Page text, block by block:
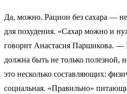
Да, можно. Рацион без сахара — не
для похудения. «Сахар можно и
говорит Анастасия Паршикова. —
должна быть не только полезной,
это несколько составляющих:
социальная. «Правильно»